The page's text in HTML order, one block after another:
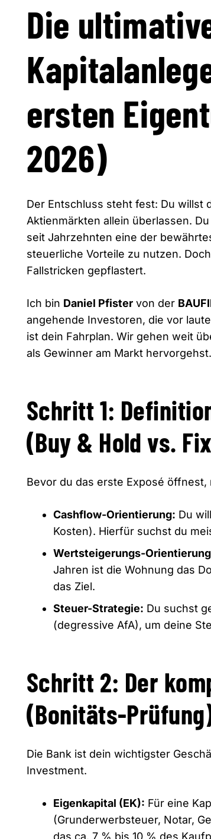
Die
ersten
2026)
Der Entschluss steht fest: Du willst
Aktienmärkten allein überlassen.
seit Jahrzehnten eine der
steuerliche Vorteile zu nutzen.
Fallstricken gepflastert.
Ich bin Daniel Pfister von der
angehende Investoren, die vor
ist dein Fahrplan. Wir gehen weit
als Gewinner am Markt hervorgehst.
Schritt 1:
(Buy & Hold vs.
Bevor du das erste Exposé öffnest,
Cashflow-Orientierung: Du
Kosten). Hierfür suchst du
Wertsteigerungs-
Jahren ist die Wohnung das
das Ziel.
Steuer-Strategie: Du suchst
(degressive AfA), um deine
Schritt 2: Der
(Bonitäts-
Die Bank ist dein wichtigster
Investment.
Eigenkapital (EK): Für eine
(Grunderwerbsteuer, Notar,
das ca. 7 % bis 10 % des